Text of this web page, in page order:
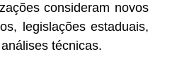
consideram novos
legislações estaduais,
técnicas.